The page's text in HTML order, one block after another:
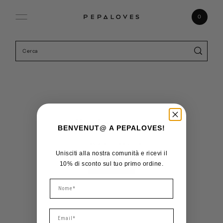
0
Collezione vuota
Collezioni
BENVENUT@ A PEPALOVES!
Unisciti alla nostra comunità e ricevi il
10% di sconto sul tuo primo ordine.